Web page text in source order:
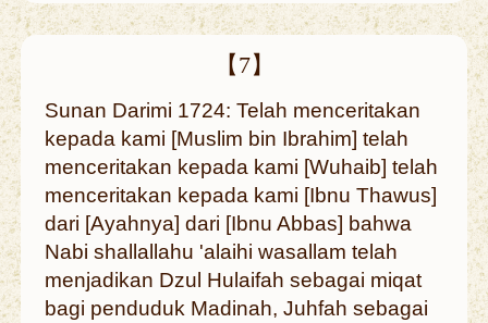
【7】
Sunan Darimi 1724: Telah menceritakan
kepada kami [Muslim bin Ibrahim] telah
menceritakan kepada kami [Wuhaib] telah
menceritakan kepada kami [Ibnu Thawus]
dari [Ayahnya] dari [Ibnu Abbas] bahwa
Nabi shallallahu 'alaihi wasallam telah
menjadikan Dzul Hulaifah sebagai miqat
bagi penduduk Madinah, Juhfah sebagai